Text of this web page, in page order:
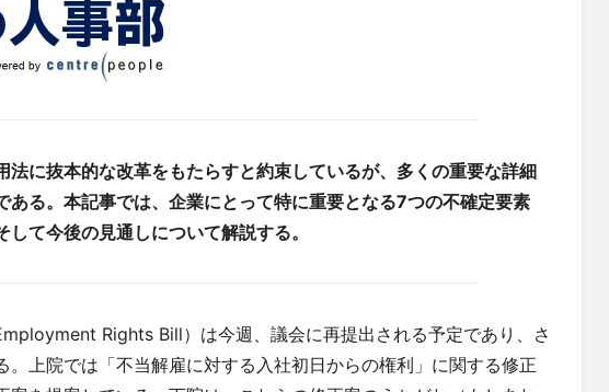
法に抜本的な改革をもたらすと約束しているが、多くの重要な詳細
ある。本記事では、企業にとって特に重要となる7つの不確定要素
て今後の見通しについて解説する。
Rights Bill）は今週、議会に再提出される予定であり、さ
。上院では「不当解雇に対する入社初日からの権利」に関する修正